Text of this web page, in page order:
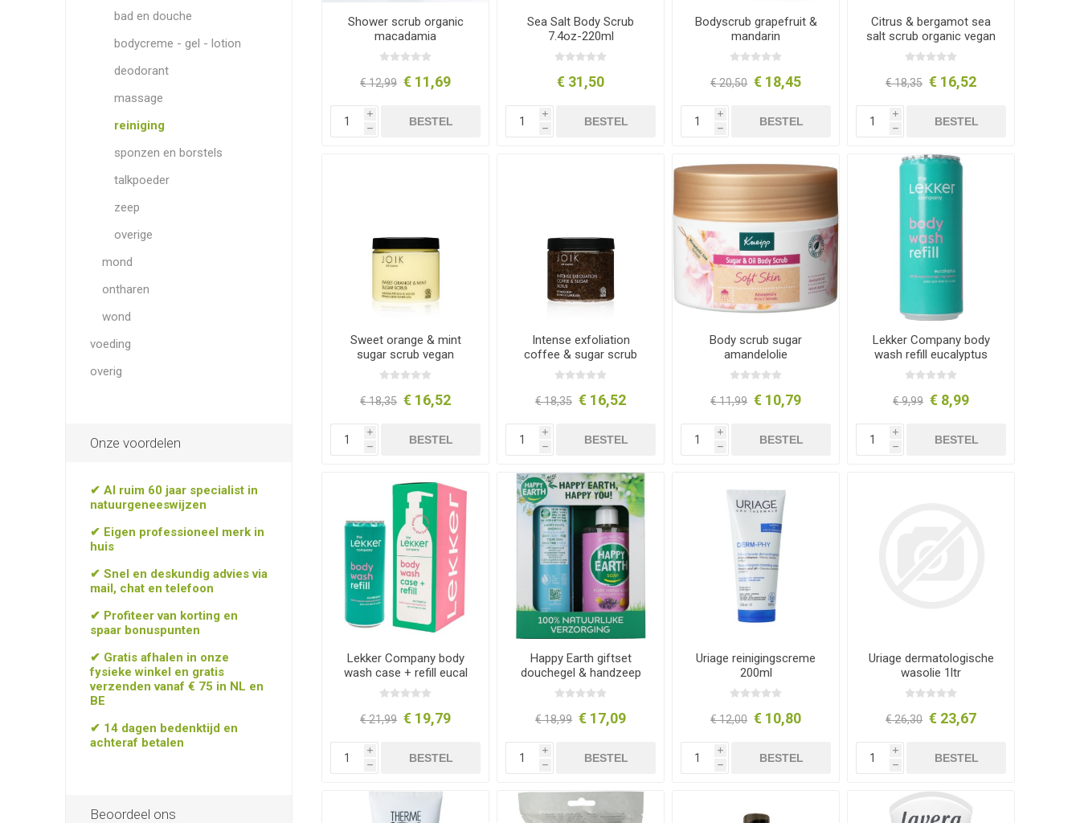
Shower scrub organic
macadamia
€ 12,99 € 11,69
i
h
BESTEL
Sea Salt Body Scrub
7.4oz-220ml
€ 31,50
i
h
BESTEL
Bodyscrub grapefruit &
mandarin
€ 20,50 € 18,45
i
h
BESTEL
Citrus & bergamot sea
salt scrub organic vegan
€ 18,35 € 16,52
i
h
BESTEL
Sweet orange & mint
sugar scrub vegan
€ 18,35 € 16,52
i
h
BESTEL
Intense exfoliation
coffee & sugar scrub
vegan
€ 18,35 € 16,52
i
h
BESTEL
Body scrub sugar
amandelolie
€ 11,99 € 10,79
i
h
BESTEL
Lekker Company body
wash refill eucalyptus
330ml
€ 9,99 € 8,99
i
h
BESTEL
Lekker Company body
wash case + refill eucal
330ml
€ 21,99 € 19,79
i
h
BESTEL
Happy Earth giftset
douchegel & handzeep
1st
€ 18,99 € 17,09
i
h
BESTEL
Uriage reinigingscreme
200ml
€ 12,00 € 10,80
i
h
BESTEL
Uriage dermatologische
wasolie 1ltr
€ 26,30 € 23,67
i
h
BESTEL
Youall (3)
bad en douche
bodycreme - gel - lotion
deodorant
massage
reiniging
sponzen en borstels
talkpoeder
zeep
overige
mond
ontharen
wond
voeding
overig
Onze voordelen
✔ Al ruim 60 jaar specialist in
natuurgeneeswijzen
✔ Eigen professioneel merk in
huis
✔ Snel en deskundig advies via
mail, chat en telefoon
✔ Profiteer van korting en
spaar bonuspunten
✔ Gratis afhalen in onze
fysieke winkel en gratis
verzenden vanaf € 75 in NL en
BE
✔ 14 dagen bedenktijd en
achteraf betalen
Beoordeel ons